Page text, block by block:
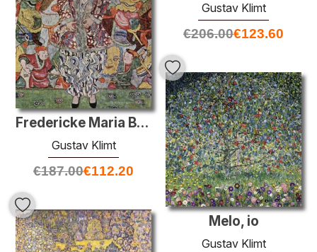
Gustav Klimt
€206.00€123.60
Fredericke Maria Birra
Gustav Klimt
€187.00€112.20
Melo, io
Gustav Klimt